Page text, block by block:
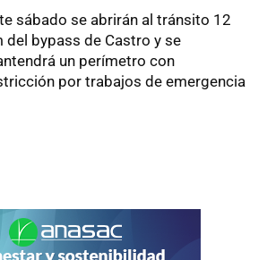
sábado se abrirán al tránsito 12
del bypass de Castro y se
un perímetro con
por trabajos de emergencia